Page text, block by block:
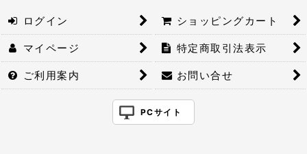
ログイン ショッピングカート
マイページ 特定商取引法表示
ご利用案内 お問い合せ
PCサイト